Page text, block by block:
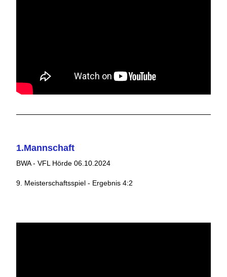
1.Mannschaft
BWA - VFL Hörde 06.10.2024
9. Meisterschaftsspiel - Ergebnis 4:2